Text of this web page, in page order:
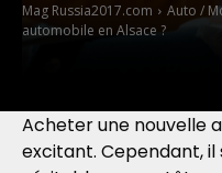
Mag Russia2017.com Auto /
automobile en Alsace ?
Acheter une nouvelle
excitant. Cependant, il